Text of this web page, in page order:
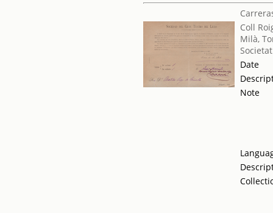
Coll
Milà,
Date
Note